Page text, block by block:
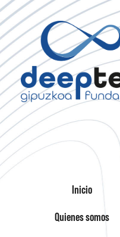
Inicio
Quienes somos
Día:
Deep